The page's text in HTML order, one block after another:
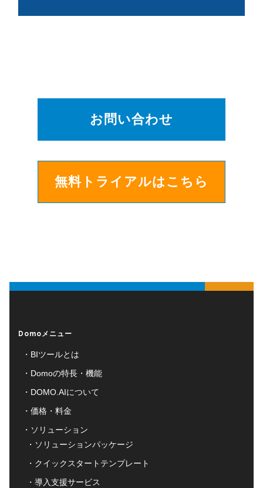
お問い合わせ
無料トライアルはこちら
Domoメニュー
BIツールとは
Domoの特長・機能
DOMO.AIについて
価格・料金
ソリューション
ソリューションパッケージ
クイックスタートテンプレート
導入支援サービス